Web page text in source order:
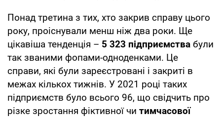
Понад третина з тих, хто закрив справу цього
року, проіснували менш ніж два роки. Ще
цікавіша тенденція – 5 323 підприємства були
так званими фопами-одноденками. Це
справи, які були зареєстровані і закриті в
межах кількох тижнів. У 2021 році таких
підприємств було всього 96, що свідчить про
різке зростання фіктивної чи тимчасової